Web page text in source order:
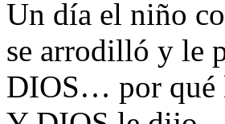
Un día el niño
se arrodilló y le
DIOS… por qué